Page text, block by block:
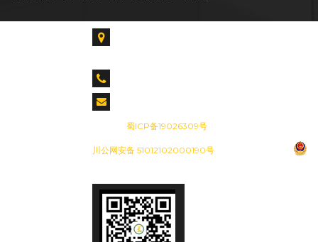
上，拥有各类生产、检验、试验设备300余台
套，具备年产20000台套设备的能力。是中石
长庆油田、青海油田、新疆油田、华北油田、
胜利油田、辽河油田、设有销售和服务网点。
成都杰森成立于2002年9月，注册资本
3500万元，是一家专注于石油、天然气行业
一体的专业化公司。
公司位于成都市金堂县成都-阿坝工业集中
发展区广东路B2段，占地51亩，建有科研大
楼、培训中心、生产厂房、住宿大楼、餐厅、
蜀ICP备19026309号
川公网安备 51012102000190号